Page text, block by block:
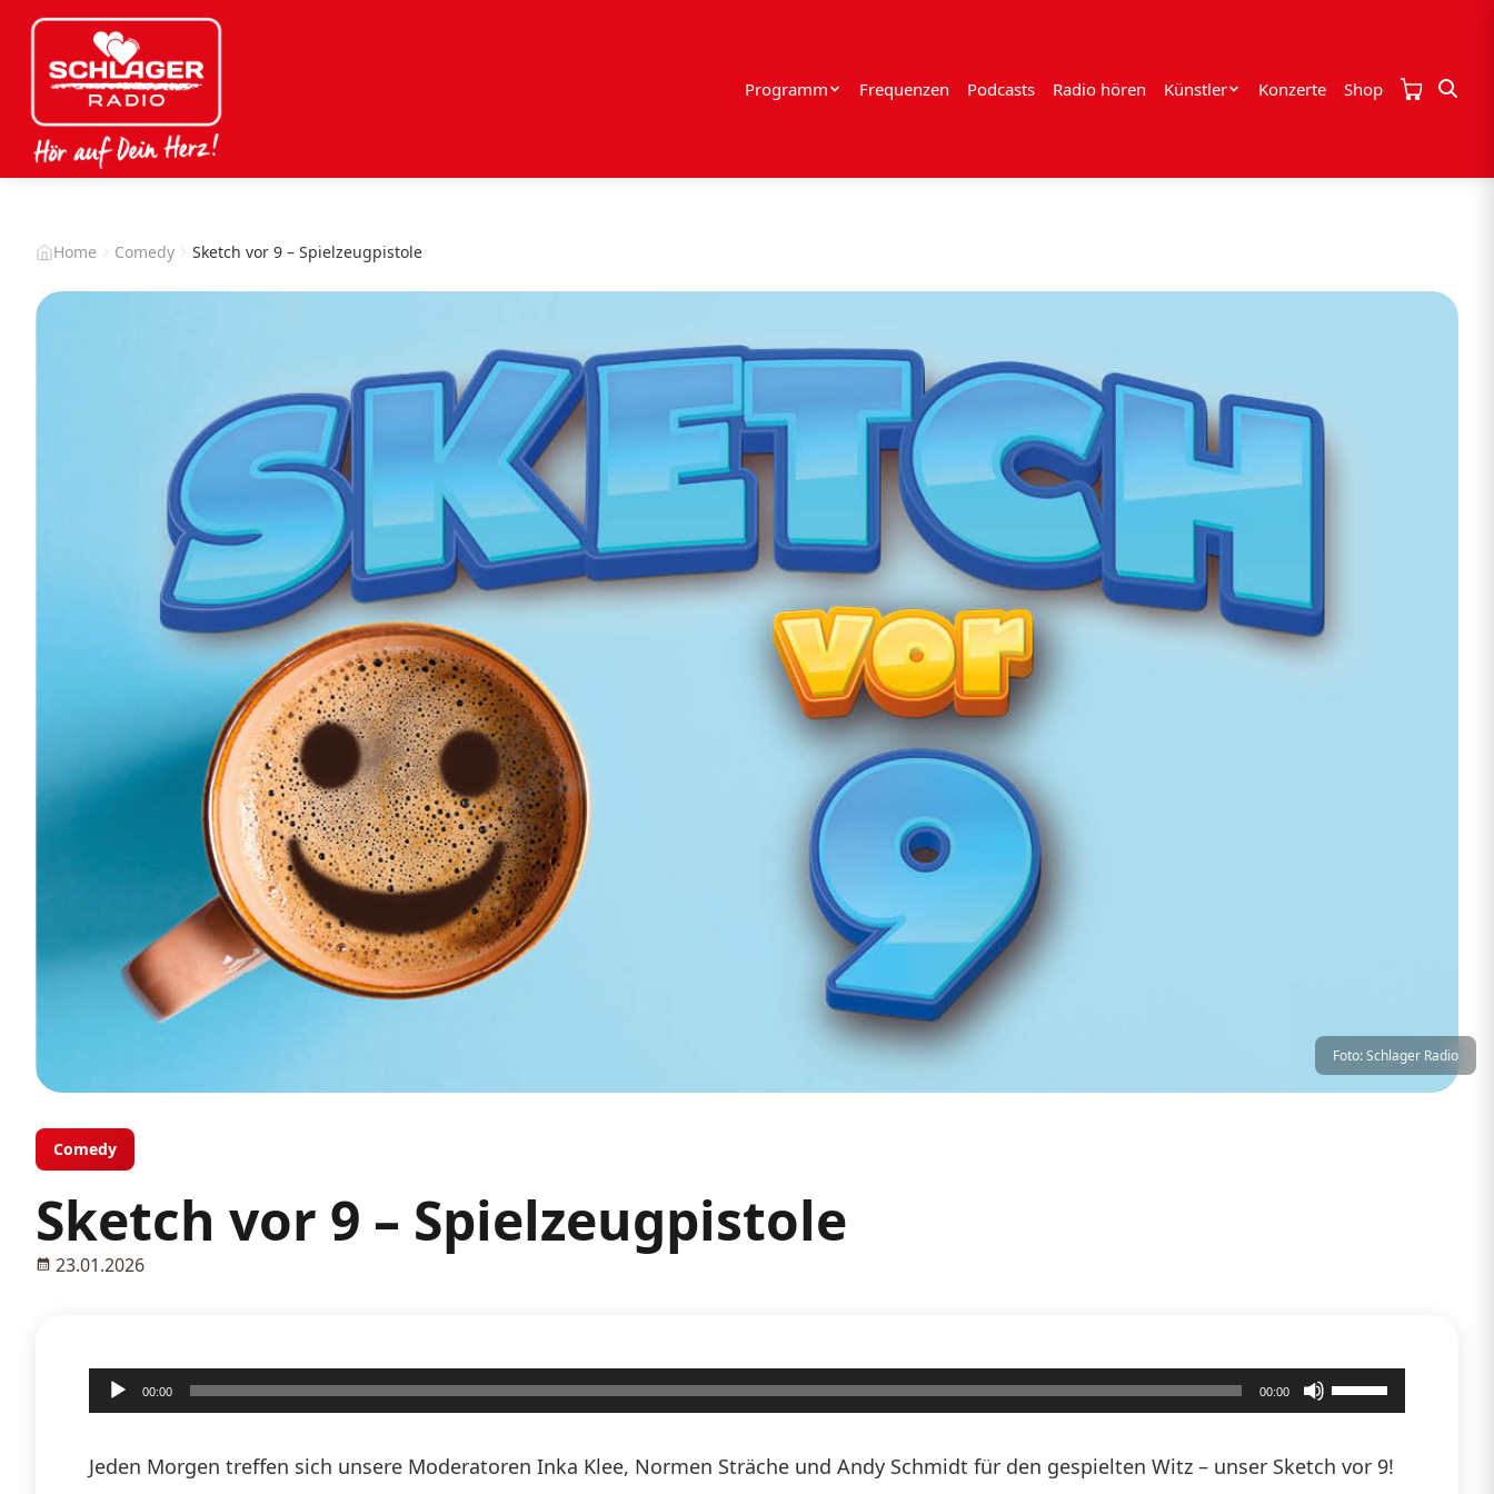
Programm Frequenzen Podcasts Radio hören Künstler Konzerte Shop
Home Comedy Sketch vor 9 – Spielzeugpistole
Foto: Schlager Radio
Comedy
Sketch vor 9 – Spielzeugpistole
23.01.2026
Audio-
Player
00:00 00:00
Pfeiltasten
benutzen,
Jeden Morgen treffen sich unsere Moderatoren Inka Klee, Normen Sträche und Andy Schmidt für den gespielten Witz – unser Sketch vor 9!